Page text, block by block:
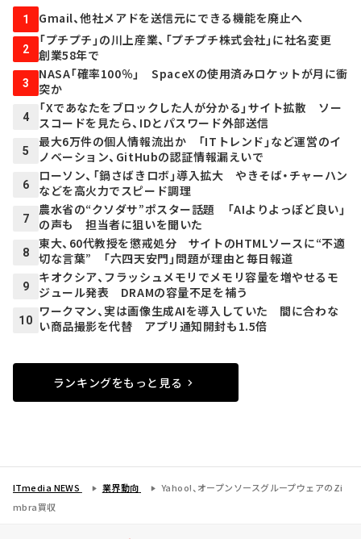
1 Gmail、他社メアドを送信元にできる機能を廃止へ
2
「プチプチ」の川上産業、「プチプチ株式会社」に社名変更
創業58年で
3
NASA「確率100％」 SpaceXの使用済みロケットが月に衝
突か
4
「Xであなたをブロックした人が分かる」サイト拡散 ソー
スコードを見たら、IDとパスワード外部送信
5
最大6万件の個人情報流出か 「ITトレンド」など運営のイ
ノベーション、GitHubの認証情報漏えいで
6
ローソン、「鍋さばきロボ」導入拡大 やきそば・チャーハン
などを高火力でスピード調理
7
農水省の“クソダサ”ポスター話題 「AIよりよっぽど良い」
の声も 担当者に狙いを聞いた
8
東大、60代教授を懲戒処分 サイトのHTMLソースに“不適
切な言葉” 「六四天安門」問題が理由と毎日報道
9
キオクシア、フラッシュメモリでメモリ容量を増やせるモ
ジュール発表 DRAMの容量不足を補う
10
ワークマン、実は画像生成AIを導入していた 間に合わな
い商品撮影を代替 アプリ通知開封も1.5倍
ランキングをもっと見る
ITmedia NEWS 業界動向
Yahoo!、オープンソースグループウェアのZi
mbra買収